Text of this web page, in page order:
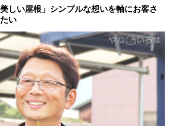
美しい屋根」シンプルな想いを軸にお客さ
い